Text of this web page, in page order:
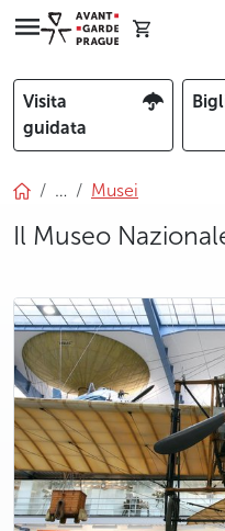
Visita
guidata
… Musei
Il Museo
photo 5
photo 6
photo 7
photo 8
photo 9